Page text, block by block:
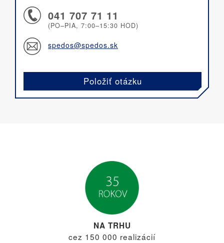
041 707 71 11
(PO–PIA, 7:00–15:30 HOD)
spedos@spedos.sk
Položiť otázku
NA TRHU
cez 150 000 realizácií